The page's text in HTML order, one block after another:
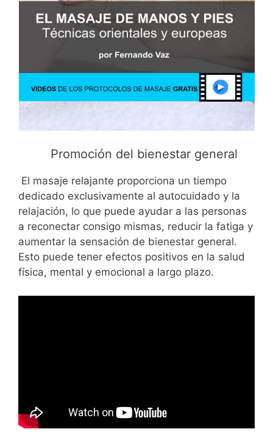
Promoción del bienestar general
El masaje relajante proporciona un tiempo
dedicado exclusivamente al autocuidado y la
relajación, lo que puede ayudar a las personas
a reconectar consigo mismas, reducir la fatiga y
aumentar la sensación de bienestar general.
Esto puede tener efectos positivos en la salud
física, mental y emocional a largo plazo.